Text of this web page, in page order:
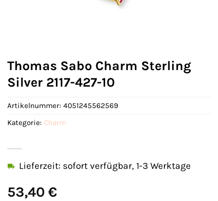
Thomas Sabo Charm Sterling
Silver 2117-427-10
53,40 €
Lieferzeit: sofort verfügbar, 1-3 Werktage
Artikelnummer: 4051245562569
Kategorie: Charm